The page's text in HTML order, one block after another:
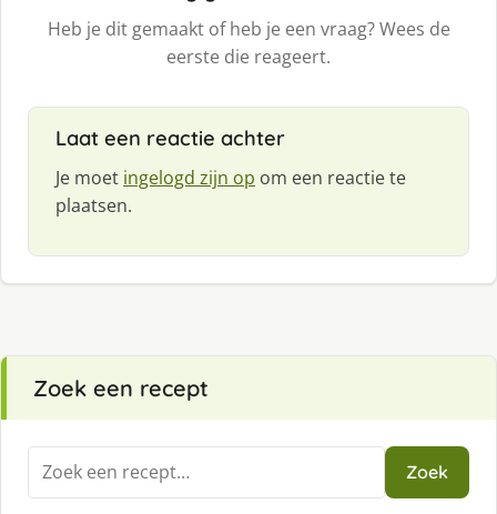
Heb je dit gemaakt of heb je een vraag? Wees de
eerste die reageert.
Laat een reactie achter
Je moet ingelogd zijn op om een reactie te
plaatsen.
Zoek een recept
Zoeken
naar:
Zoek